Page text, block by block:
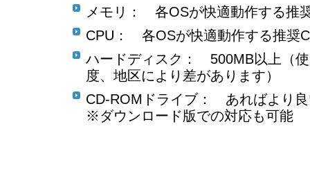
メモリ： 各OSが快適動作する推
CPU： 各OSが快適動作する推奨
ハードディスク： 500MB以上（
度、地区により差があります）
CD-ROMドライブ： あればより
※ダウンロード版での対応も可能